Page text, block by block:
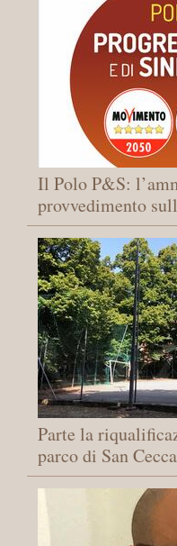
Il Polo P&S:
provvedimento
Parte la
parco di San